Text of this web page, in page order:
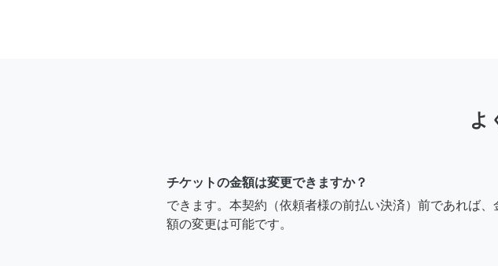
よ
チケットの金額は変更できますか？
できます。本契約（依頼者様の前払い決済）前であれば、
額の変更は可能です。